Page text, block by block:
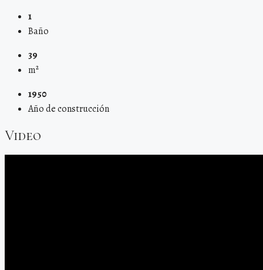
1
Baño
39
m²
1950
Año de construcción
Video